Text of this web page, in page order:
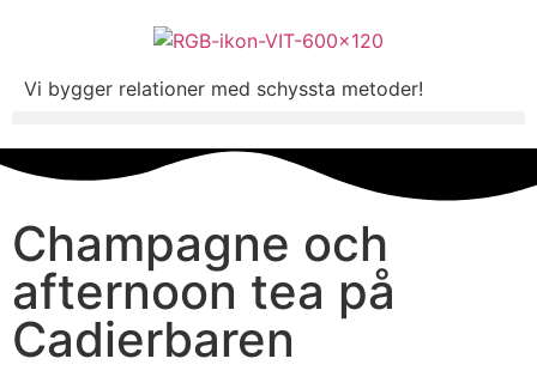
Vi bygger relationer med schyssta metoder!
Champagne och
afternoon tea på
Cadierbaren